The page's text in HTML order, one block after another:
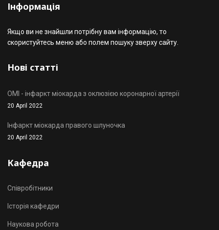
Інформація
Якщо ви не знайшли потрібну вам інформацію, то
скористуйтесь меню або полем пошуку зверху сайту.
Нові статті
OMI - інфаркт міокарда з оклюзією коронарної артерії
20 April 2022
Інфаркт міокарда правого шлуночка
20 April 2022
Кафедра
Співробітники
Історія кафедри
Наукова робота